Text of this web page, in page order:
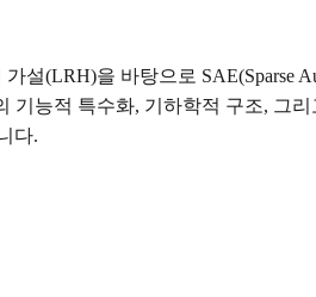
(LRH)을 바탕으로 SAE(Sparse
능적 특수화, 기하학적 구조, 그
다.